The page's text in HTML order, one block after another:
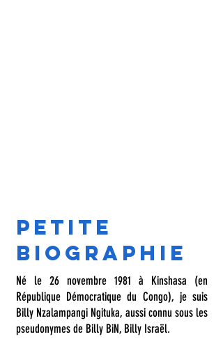
Petite
biographie
Né le 26 novembre 1981 à Kinshasa (en
République Démocratique du Congo), je suis
Billy Nzalampangi Ngituka, aussi connu sous les
pseudonymes de Billy BiN, Billy Israël.